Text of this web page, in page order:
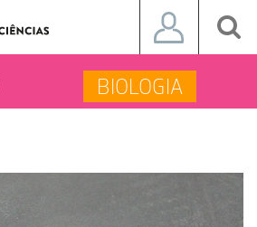
BIOLOGIA